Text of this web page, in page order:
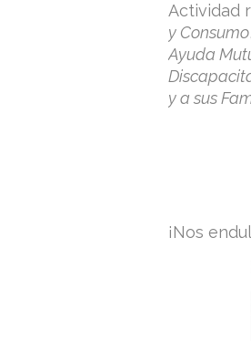
Actividad
y Consumo
Ayuda
y a sus
¡Nos